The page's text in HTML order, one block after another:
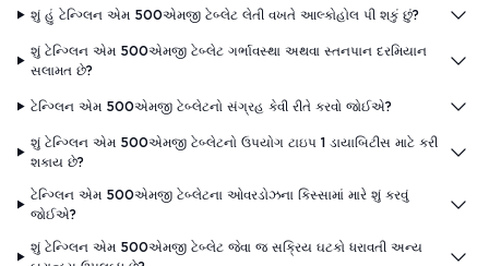
શું હું ટેન્ગ્લિન એમ 500એમજી ટેબ્લેટ લેતી વખતે આલ્કોહોલ પી શકું છું?
શું ટેન્ગ્લિન એમ 500એમજી ટેબ્લેટ ગર્ભાવસ્થા અથવા સ્તનપાન દરમિયાન
સલામત છે?
ટેન્ગ્લિન એમ 500એમજી ટેબ્લેટનો સંગ્રહ કેવી રીતે કરવો જોઈએ?
શું ટેન્ગ્લિન એમ 500એમજી ટેબ્લેટનો ઉપયોગ ટાઇપ 1 ડાયાબિટીસ માટે કરી
શકાય છે?
ટેન્ગ્લિન એમ 500એમજી ટેબ્લેટના ઓવરડોઝના કિસ્સામાં મારે શું કરવું
જોઈએ?
શું ટેન્ગ્લિન એમ 500એમજી ટેબ્લેટ જેવા જ સક્રિય ઘટકો ધરાવતી અન્ય